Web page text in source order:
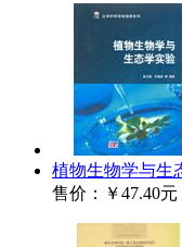
植物生物学与生
售价：
￥47.40元